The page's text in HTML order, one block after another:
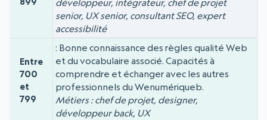
développeur, intégrateur, chef de projet
senior, UX senior, consultant SEO, expert
accessibilité
Entre
700
et
799
Bonne connaissance des règles qualité Web
et du vocabulaire associé. Capacités à
comprendre et échanger avec les autres
professionnels du Wenumériqueb.
Métiers : chef de projet, designer,
développeur back, UX